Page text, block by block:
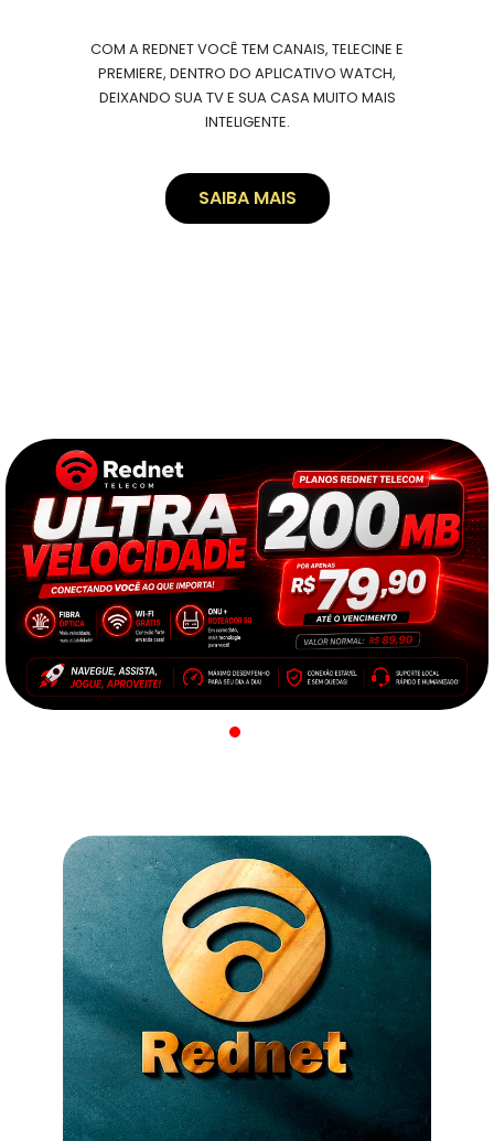
COM A REDNET VOCÊ TEM CANAIS, TELECINE E
PREMIERE, DENTRO DO APLICATIVO WATCH,
DEIXANDO SUA TV E SUA CASA MUITO MAIS
INTELIGENTE.
SAIBA MAIS